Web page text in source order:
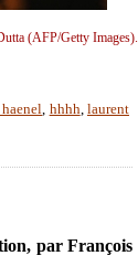
(AFP/Getty Images).
, hhhh, laurent
par François